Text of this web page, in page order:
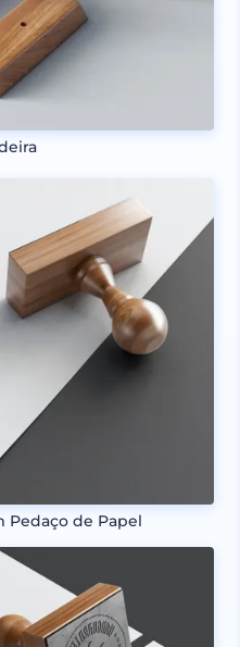
Pedaço de Papel